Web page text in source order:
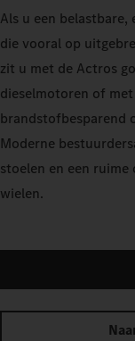
Als u een
die vooral op
zit u met de Actros
dieselmotoren of
brandstofbesparend
Moderne
stoelen en een
wielen.